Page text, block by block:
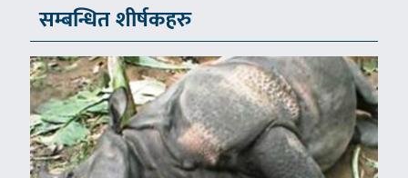
सम्बन्धित शीर्षकहरु